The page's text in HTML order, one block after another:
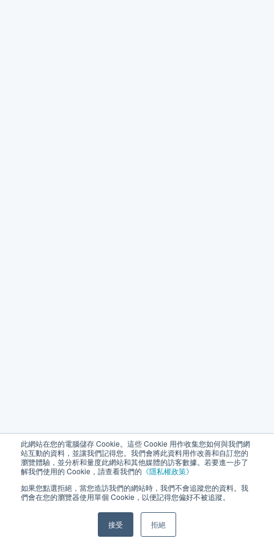
此網站在您的電腦儲存 Cookie。這些 Cookie 用作收集您如何與我們網
站互動的資料，並讓我們記得您。我們會將此資料用作改善和自訂您的
瀏覽體驗，並分析和量度此網站和其他媒體的訪客數據。若要進一步了
解我們使用的 Cookie，請查看我們的 《隱私權政策》
如果您點選拒絕，當您造訪我們的網站時，我們不會追蹤您的資料。我
們會在您的瀏覽器使用單個 Cookie，以便記得您偏好不被追蹤。
接受 拒絕